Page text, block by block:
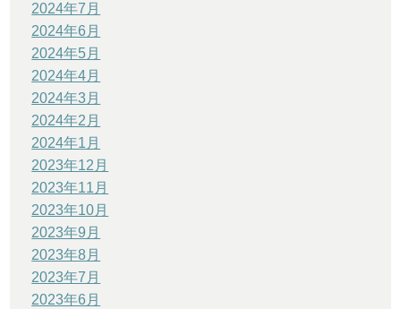
2024年7月
2024年6月
2024年5月
2024年4月
2024年3月
2024年2月
2024年1月
2023年12月
2023年11月
2023年10月
2023年9月
2023年8月
2023年7月
2023年6月